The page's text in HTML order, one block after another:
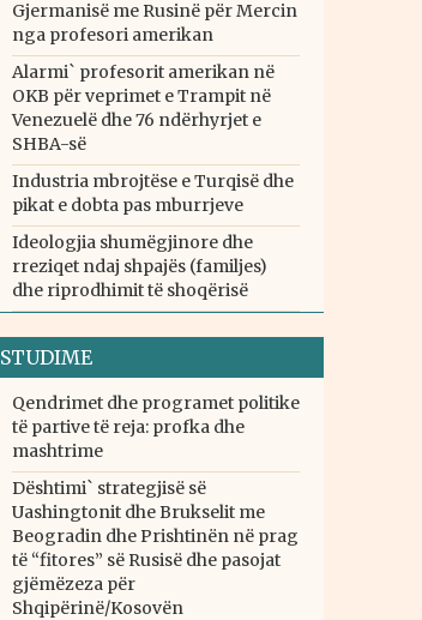
Gjermanisë me Rusinë për Mercin
nga profesori amerikan
Alarmi` profesorit amerikan në
OKB për veprimet e Trampit në
Venezuelë dhe 76 ndërhyrjet e
SHBA-së
Industria mbrojtëse e Turqisë dhe
pikat e dobta pas mburrjeve
Ideologjia shumëgjinore dhe
rreziqet ndaj shpajës (familjes)
dhe riprodhimit të shoqërisë
STUDIME
Qendrimet dhe programet politike
të partive të reja: profka dhe
mashtrime
Dështimi` strategjisë së
Uashingtonit dhe Brukselit me
Beogradin dhe Prishtinën në prag
të “fitores” së Rusisë dhe pasojat
gjëmëzeza për
Shqipërinë/Kosovën